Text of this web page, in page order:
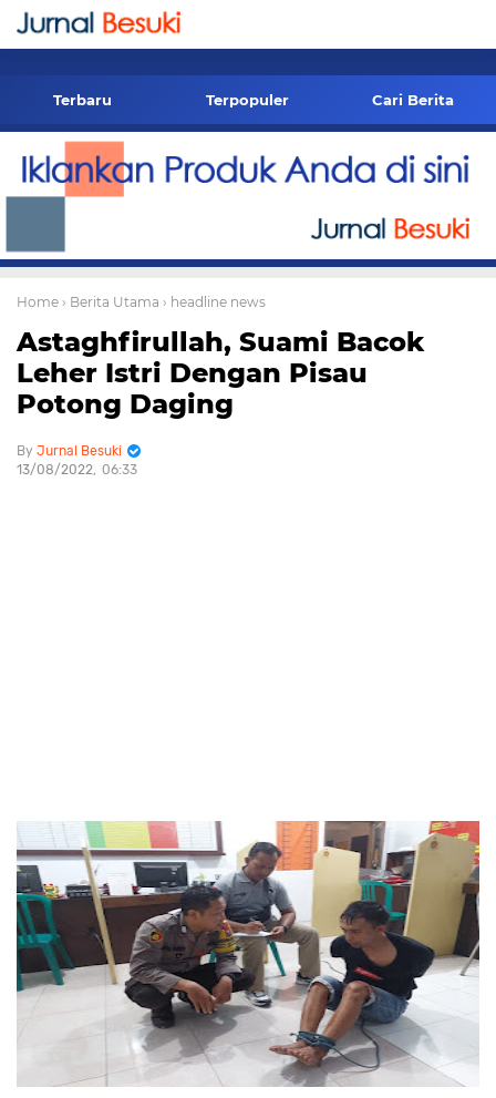
-->
Terbaru Terpopuler Cari Berita
Home › Berita Utama › headline news
Astaghfirullah, Suami Bacok
Leher Istri Dengan Pisau
Potong Daging
Jurnal Besuki
13/08/2022 06:33